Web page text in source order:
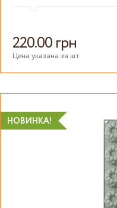
220.00 грн
Цена указана за шт.
НОВИНКА!